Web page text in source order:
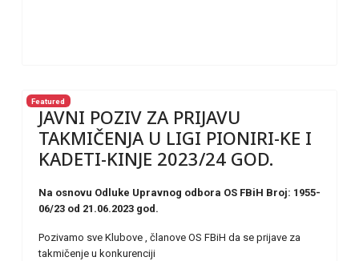
Featured
JAVNI POZIV ZA PRIJAVU
TAKMIČENJA U LIGI PIONIRI-KE I
KADETI-KINJE 2023/24 GOD.
Na osnovu Odluke Upravnog odbora OS FBiH Broj: 1955-
06/23 od 21.06.2023 god.
Pozivamo sve Klubove , članove OS FBiH da se prijave za
takmičenje u konkurenciji